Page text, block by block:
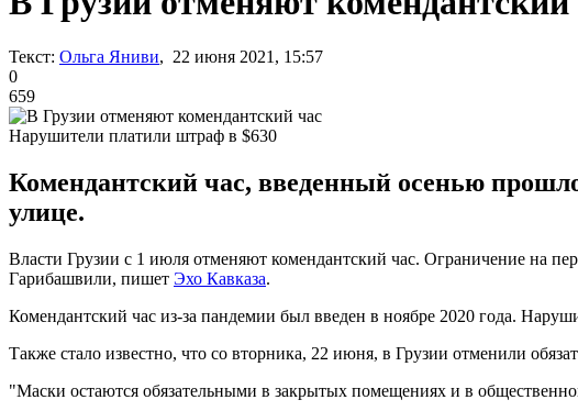
Текст: Ольга Яниви, 22 июня 2021, 15:57
0
659
Нарушители платили штраф в $630
Комендантский час, введенный осенью
улице.
Власти Грузии с 1 июля отменяют комендантский час. Ограничение на
Гарибашвили, пишет Эхо Кавказа.
Комендантский час из-за пандемии был введен в ноябре 2020 года.
Также стало известно, что со вторника, 22 июня, в Грузии отменили
"Маски остаются обязательными в закрытых помещениях и в